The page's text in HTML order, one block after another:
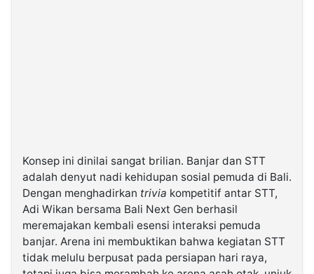
Konsep ini dinilai sangat brilian. Banjar dan STT
adalah denyut nadi kehidupan sosial pemuda di Bali.
Dengan menghadirkan trivia kompetitif antar STT,
Adi Wikan bersama Bali Next Gen berhasil
meremajakan kembali esensi interaksi pemuda
banjar. Arena ini membuktikan bahwa kegiatan STT
tidak melulu berpusat pada persiapan hari raya,